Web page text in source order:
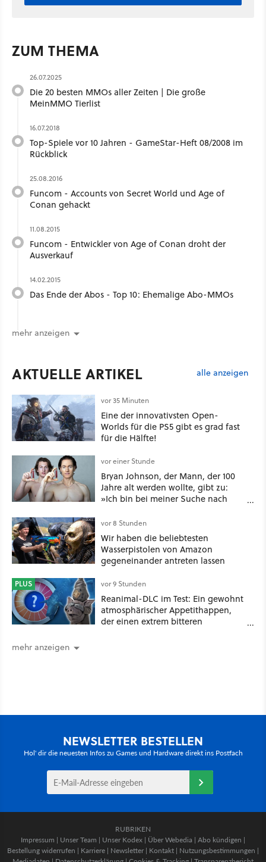
ZUM THEMA
26.07.2025
Die 20 besten MMOs aller Zeiten | Die große
MeinMMO Tierlist
16.07.2018
Top-Spiele vor 10 Jahren - GameStar-Heft 08/2008 im
Rückblick
25.08.2016
Funcom - Accounts von Secret World und Age of
Conan gehackt
11.08.2015
Funcom - Entwickler von Age of Conan droht der
Ausverkauf
14.02.2015
Das Ende der Abos - Top 10: Ehemalige Abo-MMOs
mehr anzeigen
AKTUELLE ARTIKEL alle anzeigen
vor 35 Minuten
Eine der innovativsten Open-
Worlds für die PS5 gibt es grad fast
für die Hälfte!
vor einer Stunde
Bryan Johnson, der Mann, der 100
Jahre alt werden wollte, gibt zu:
»Ich bin bei meiner Suche nach
vor 8 Stunden
Wir haben die beliebtesten
Wasserpistolen von Amazon
gegeneinander antreten lassen
PLUS vor 9 Stunden
Reanimal-DLC im Test: Ein gewohnt
atmosphärischer Appetithappen,
der einen extrem bitteren
mehr anzeigen
NEWSLETTER BESTELLEN
Hol' dir die neuesten Infos zu Games und Hardware direkt ins Postfach
RUBRIKEN
Impressum | Unser Team | Unser Kodex | Über Webedia | Abo kündigen |
Bestellung widerrufen | Karriere | Newsletter | Kontakt | Nutzungsbestimmungen |